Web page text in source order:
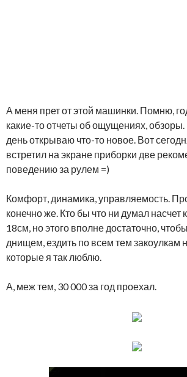
А меня прет от этой машинки. Помню,
какие-то отчеты об ощущениях,
день открываю что-то новое. Вот
встретил на экране приборки две
поведению за рулем =)
Комфорт, динамика, управляемость.
конечно же. Кто бы что ни думал насчет
18см, но этого вполне достаточно,
днищем, ездить по всем тем закоулкам
которые я так люблю.
А, меж тем, 30 000 за год проехал.